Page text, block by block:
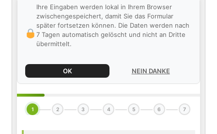
Ihre Eingaben werden lokal in Ihrem Browser
zwischengespeichert, damit Sie das Formular
später fortsetzen können. Die Daten werden nach
7 Tagen automatisch gelöscht und nicht an Dritte
übermittelt.
OK NEIN DANKE
1 2 3 4 5 6 7